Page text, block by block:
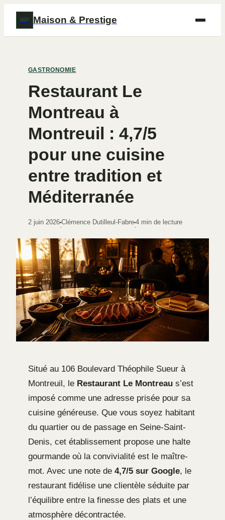
MP Maison & Prestige
GASTRONOMIE
Restaurant Le
Montreau à
Montreuil : 4,7/5
pour une cuisine
entre tradition et
Méditerranée
2 juin 2026
·
Clémence Dutilleul-Fabre
·
4 min de lecture
Situé au 106 Boulevard Théophile Sueur à
Montreuil, le Restaurant Le Montreau s’est
imposé comme une adresse prisée pour sa
cuisine généreuse. Que vous soyez habitant
du quartier ou de passage en Seine-Saint-
Denis, cet établissement propose une halte
gourmande où la convivialité est le maître-
mot. Avec une note de 4,7/5 sur Google, le
restaurant fidélise une clientèle séduite par
l’équilibre entre la finesse des plats et une
atmosphère décontractée.